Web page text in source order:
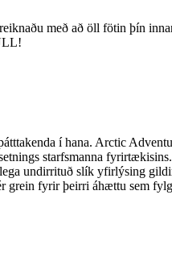
með að öll fötin þín
í hana. Arctic
starfsmanna
undirrituð slík yfirlýsing
grein fyrir þeirri áhættu sem